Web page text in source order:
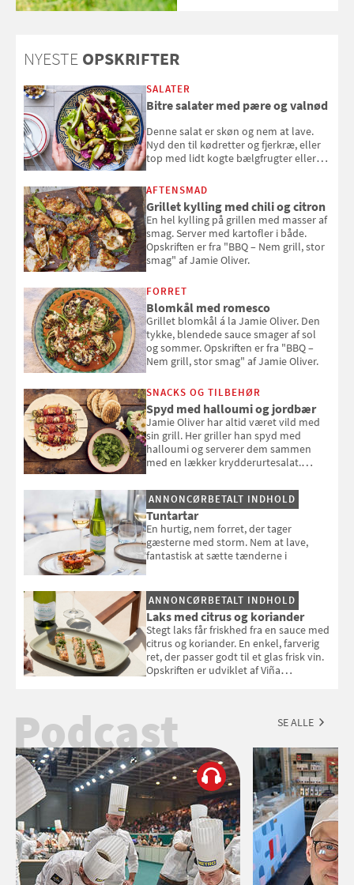
NYESTE OPSKRIFTER
SALATER
Bitre salater med pære og valnød
Denne salat er skøn og nem at lave.
Nyd den til kødretter og fjerkræ, eller
top med lidt kogte bælgfrugter eller
selvstændigt måltid. Opskriften er fra
Louisa Lorangs kogebog "Salat".
AFTENSMAD
Grillet kylling med chili og citron
En hel kylling på grillen med masser af
smag. Server med kartofler i både.
Opskriften er fra "BBQ – Nem grill, stor
smag" af Jamie Oliver.
FORRET
Blomkål med romesco
Grillet blomkål á la Jamie Oliver. Den
tykke, blendede sauce smager af sol
og sommer. Opskriften er fra "BBQ –
Nem grill, stor smag" af Jamie Oliver.
SNACKS OG TILBEHØR
Spyd med halloumi og jordbær
Jamie Oliver har altid været vild med
sin grill. Her griller han spyd med
halloumi og serverer dem sammen
med en lækker krydderurtesalat.
smag" af Jamie Oliver.
ANNONCØRBETALT INDHOLD
Tuntartar
En hurtig, nem forret, der tager
gæsterne med storm. Nem at lave,
fantastisk at sætte tænderne i
ANNONCØRBETALT INDHOLD
Laks med citrus og koriander
Stegt laks får friskhed fra en sauce med
citrus og koriander. En enkel, farverig
ret, der passer godt til et glas frisk vin.
Opskriften er udviklet af Viña
Podcast SE ALLE